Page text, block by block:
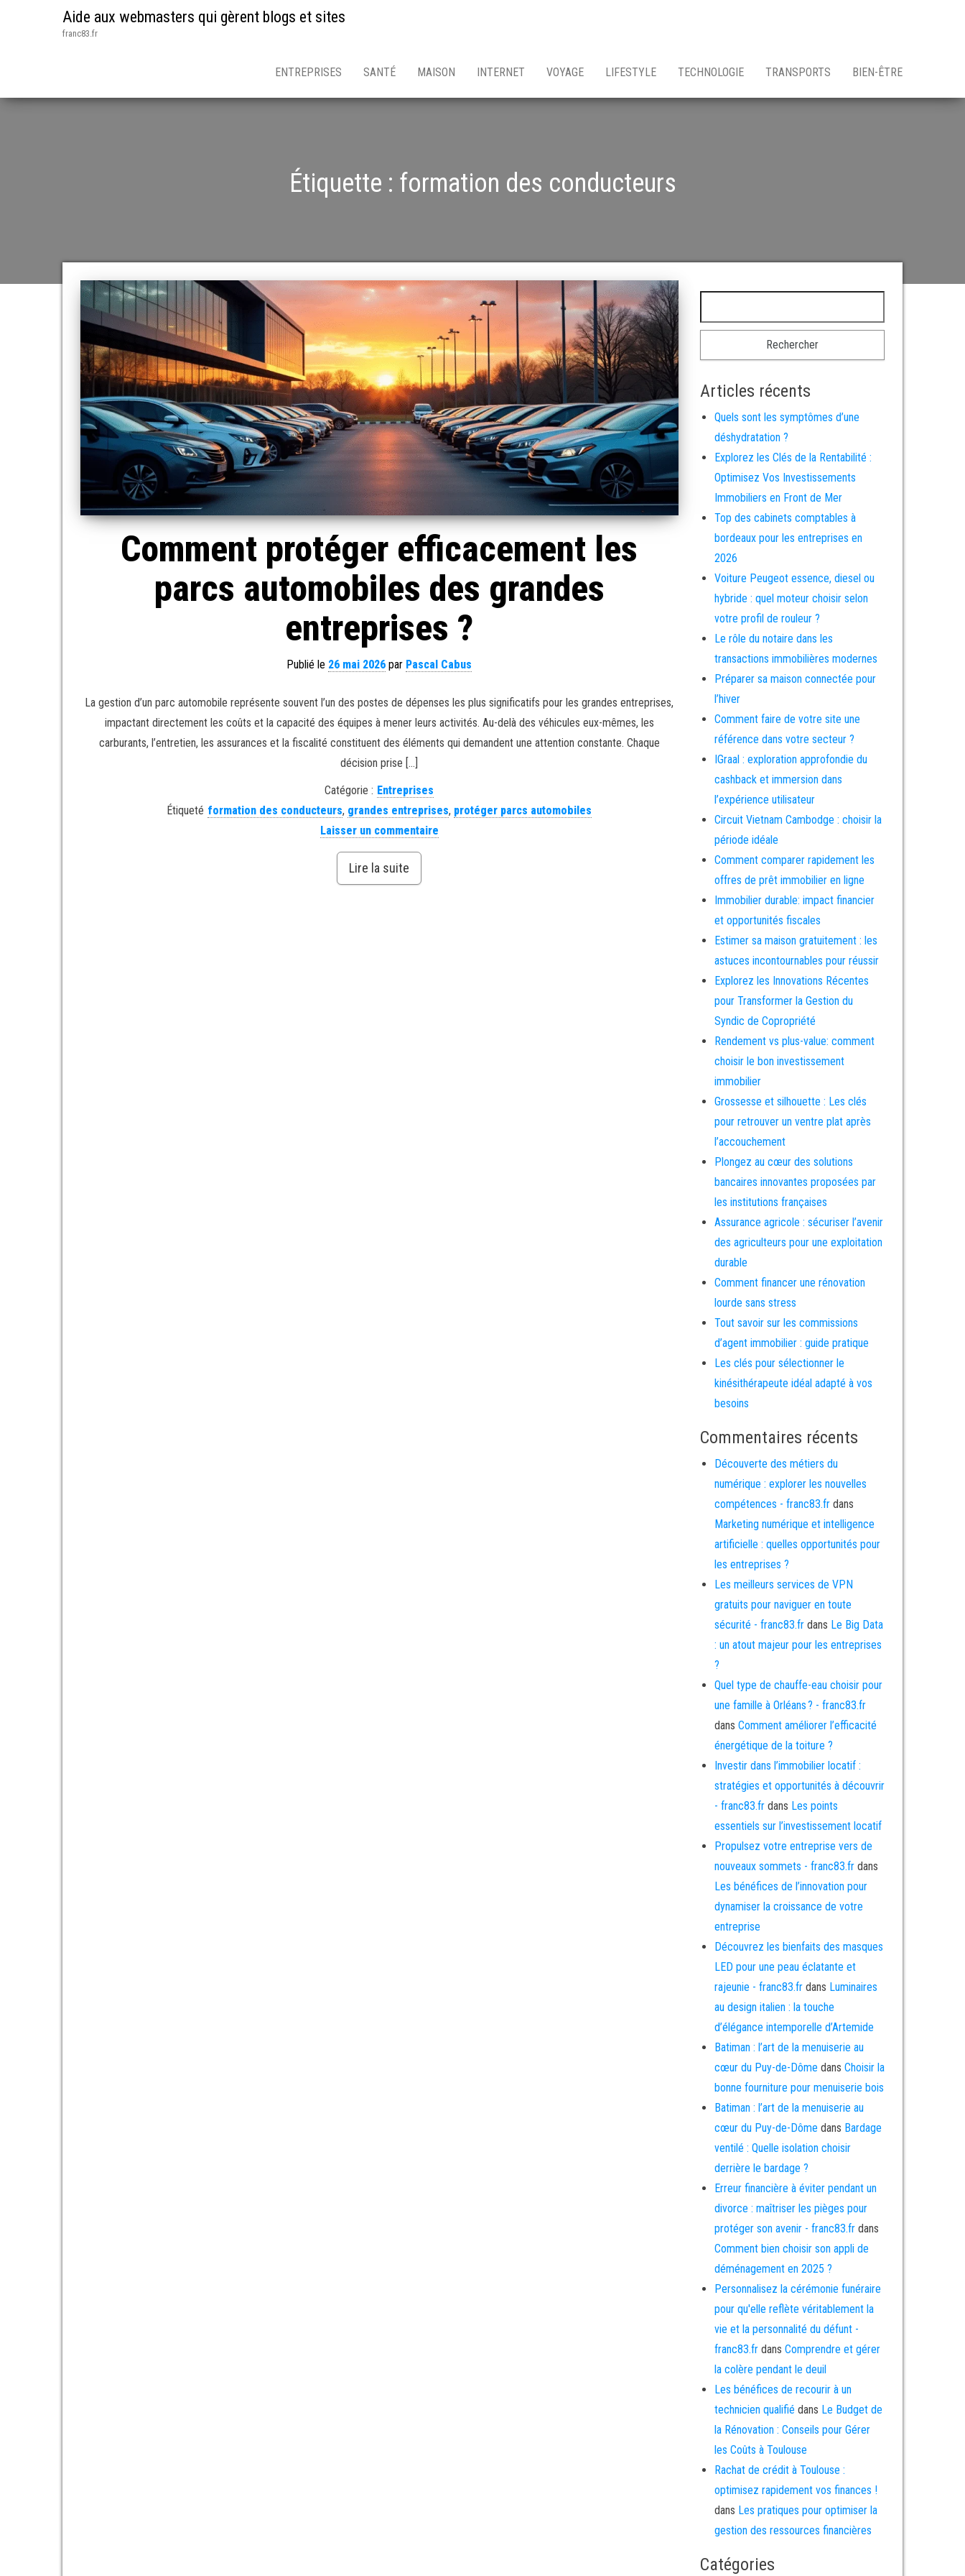
Aide aux webmasters qui gèrent blogs et sites
franc83.fr
ENTREPRISES SANTÉ MAISON INTERNET VOYAGE LIFESTYLE TECHNOLOGIE TRANSPORTS BIEN-ÊTRE
Étiquette : formation des conducteurs
Comment protéger efficacement les
parcs automobiles des grandes
entreprises ?
Publié le 26 mai 2026 par Pascal Cabus
La gestion d’un parc automobile représente souvent l’un des postes de dépenses les plus significatifs pour les grandes entreprises,
impactant directement les coûts et la capacité des équipes à mener leurs activités. Au-delà des véhicules eux-mêmes, les
carburants, l’entretien, les assurances et la fiscalité constituent des éléments qui demandent une attention constante. Chaque
décision prise […]
Catégorie : Entreprises
Étiqueté formation des conducteurs, grandes entreprises, protéger parcs automobiles
Laisser un commentaire
Lire la suite
Articles récents
Quels sont les symptômes d’une
déshydratation ?
Explorez les Clés de la Rentabilité :
Optimisez Vos Investissements
Immobiliers en Front de Mer
Top des cabinets comptables à
bordeaux pour les entreprises en
2026
Voiture Peugeot essence, diesel ou
hybride : quel moteur choisir selon
votre profil de rouleur ?
Le rôle du notaire dans les
transactions immobilières modernes
Préparer sa maison connectée pour
l’hiver
Comment faire de votre site une
référence dans votre secteur ?
IGraal : exploration approfondie du
cashback et immersion dans
l’expérience utilisateur
Circuit Vietnam Cambodge : choisir la
période idéale
Comment comparer rapidement les
offres de prêt immobilier en ligne
Immobilier durable: impact financier
et opportunités fiscales
Estimer sa maison gratuitement : les
astuces incontournables pour réussir
Explorez les Innovations Récentes
pour Transformer la Gestion du
Syndic de Copropriété
Rendement vs plus-value: comment
choisir le bon investissement
immobilier
Grossesse et silhouette : Les clés
pour retrouver un ventre plat après
l’accouchement
Plongez au cœur des solutions
bancaires innovantes proposées par
les institutions françaises
Assurance agricole : sécuriser l’avenir
des agriculteurs pour une exploitation
durable
Comment financer une rénovation
lourde sans stress
Tout savoir sur les commissions
d’agent immobilier : guide pratique
Les clés pour sélectionner le
kinésithérapeute idéal adapté à vos
besoins
Commentaires récents
Découverte des métiers du
numérique : explorer les nouvelles
compétences - franc83.frdans
Marketing numérique et intelligence
artificielle : quelles opportunités pour
les entreprises ?
Les meilleurs services de VPN
gratuits pour naviguer en toute
sécurité - franc83.frdans Le Big Data
: un atout majeur pour les entreprises
?
Quel type de chauffe-eau choisir pour
une famille à Orléans ? - franc83.fr
dans Comment améliorer l’efficacité
énergétique de la toiture ?
Investir dans l’immobilier locatif :
stratégies et opportunités à découvrir
- franc83.frdans Les points
essentiels sur l’investissement locatif
Propulsez votre entreprise vers de
nouveaux sommets - franc83.frdans
Les bénéfices de l’innovation pour
dynamiser la croissance de votre
entreprise
Découvrez les bienfaits des masques
LED pour une peau éclatante et
rajeunie - franc83.frdans Luminaires
au design italien : la touche
d’élégance intemporelle d’Artemide
Batiman : l’art de la menuiserie au
cœur du Puy-de-Dôme dans Choisir la
bonne fourniture pour menuiserie bois
Batiman : l’art de la menuiserie au
cœur du Puy-de-Dôme dans Bardage
ventilé : Quelle isolation choisir
derrière le bardage ?
Erreur financière à éviter pendant un
divorce : maîtriser les pièges pour
protéger son avenir - franc83.frdans
Comment bien choisir son appli de
déménagement en 2025 ?
Personnalisez la cérémonie funéraire
pour qu'elle reflète véritablement la
vie et la personnalité du défunt -
franc83.frdans Comprendre et gérer
la colère pendant le deuil
Les bénéfices de recourir à un
technicien qualifié dans Le Budget de
la Rénovation : Conseils pour Gérer
les Coûts à Toulouse
Rachat de crédit à Toulouse :
optimisez rapidement vos finances !
dans Les pratiques pour optimiser la
gestion des ressources financières
Catégories